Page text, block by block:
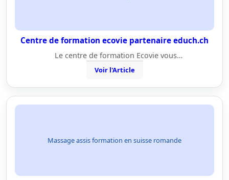
Centre de formation ecovie partenaire educh.ch
Le centre de formation Ecovie vous…
Voir l'Article
Massage assis formation en suisse romande